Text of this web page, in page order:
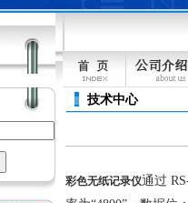
技术中心
彩色无纸记录仪通过